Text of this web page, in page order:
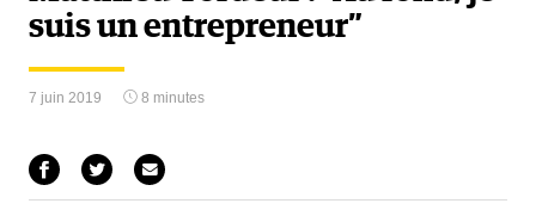
suis un entrepreneur”
7 juin 2019 8 minutes